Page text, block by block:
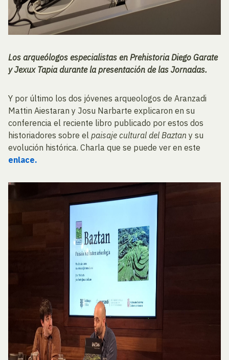
Los arqueólogos especialistas en Prehistoria Diego Garate
y Jexux Tapia durante la presentación de las Jornadas.
Y por último los dos jóvenes arqueologos de Aranzadi
Mattin Aiestaran y Josu Narbarte explicaron en su
conferencia el reciente libro publicado por estos dos
historiadores sobre el paisaje cultural del Baztan y su
evolución histórica. Charla que se puede ver en este
enlace.